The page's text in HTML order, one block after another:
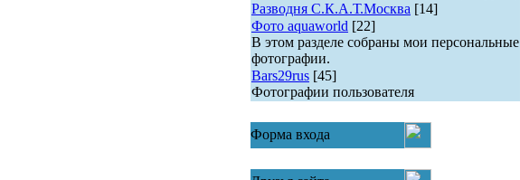
Разводня С.К.А.Т.Москва [14]
Фото aquaworld [22]
В этом разделе собраны мои персональные
фотографии.
Bars29rus [45]
Фотографии пользователя
Форма входа